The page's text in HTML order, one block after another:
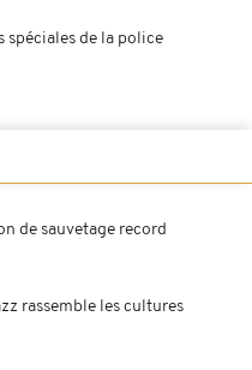
spéciales de la police
de sauvetage record
rassemble les cultures